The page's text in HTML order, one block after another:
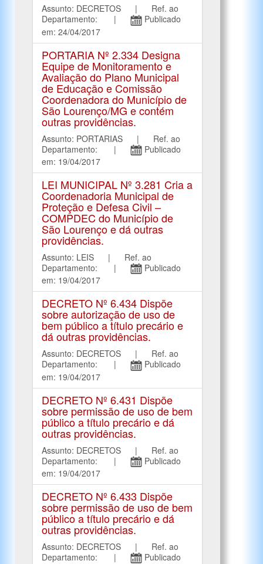
Assunto: DECRETOS | Ref. ao
Departamento: |
Publicado
em: 24/04/2017
PORTARIA Nº 2.334 Designa
Equipe de Monitoramento e
Avaliação do Plano Municipal
de Educação e Comissão
Coordenadora do Município de
São Lourenço/MG e contém
outras providências.
Assunto: PORTARIAS | Ref. ao
Departamento: |
Publicado
em: 19/04/2017
LEI MUNICIPAL Nº 3.281 Cria a
Coordenadoria Municipal de
Proteção e Defesa Civil –
COMPDEC do Município de
São Lourenço e dá outras
providências.
Assunto: LEIS | Ref. ao
Departamento: |
Publicado
em: 19/04/2017
DECRETO Nº 6.434 Dispõe
sobre autorização de uso de
bem público a título precário e
dá outras providências.
Assunto: DECRETOS | Ref. ao
Departamento: |
Publicado
em: 19/04/2017
DECRETO Nº 6.431 Dispõe
sobre permissão de uso de bem
público a título precário e dá
outras providências.
Assunto: DECRETOS | Ref. ao
Departamento: |
Publicado
em: 19/04/2017
DECRETO Nº 6.433 Dispõe
sobre permissão de uso de bem
público a título precário e dá
outras providências.
Assunto: DECRETOS | Ref. ao
Departamento: |
Publicado